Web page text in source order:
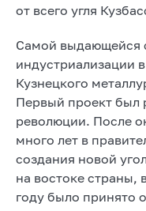
от всего угля
Самой выдающейся
индустриализации
Кузнецкого
Первый проект был
революции. После
много лет в
создания новой
на востоке страны,
году было принято